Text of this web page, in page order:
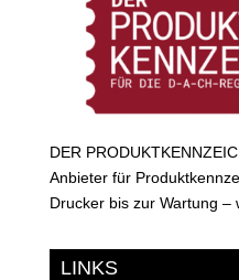
DER
Anbieter für
Drucker bis zur Wartung –
LINKS